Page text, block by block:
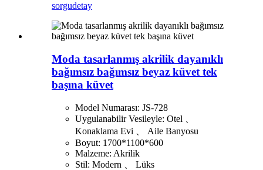
sorgudetay
Moda tasarlanmış akrilik dayanıklı
bağımsız bağımsız beyaz küvet tek
başına küvet
Model Numarası: JS-728
Uygulanabilir Vesileyle: Otel 、
Konaklama Evi 、 Aile Banyosu
Boyut: 1700*1100*600
Malzeme: Akrilik
Stil: Modern 、 Lüks